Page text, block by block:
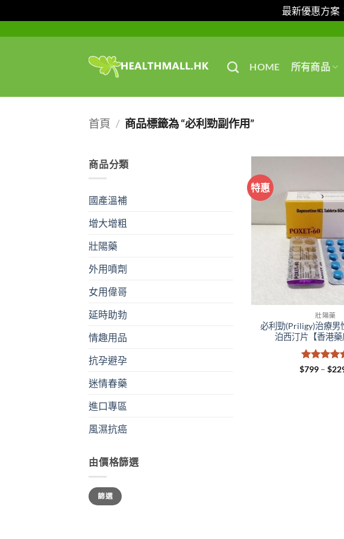
最新優惠方案
HOME 所有商品
首頁 / 商品標籤為 “必利勁副作用”
商品分類
國產溫補
增大增粗
壯陽藥
外用噴劑
女用偉哥
延時助勃
情趣用品
抗孕避孕
迷情春藥
進口專區
風濕抗癌
由價格篩選
最
低
價
最
高
價
篩選
特惠
壯陽藥
必利勁(Priligy)治療男
泊西汀片【香港藥
評分 5滿
$799 – $